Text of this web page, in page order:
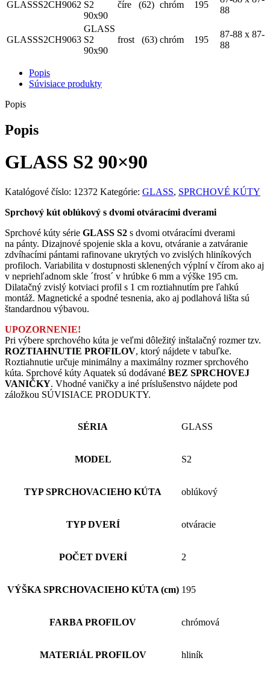
GLASSS2CH9062 S2
90x90
číre⠀(62) chróm 195
88
GLASSS2CH9063
GLASS
S2
90x90
frost⠀(63) chróm 195
87-88 x 87-
88
Popis
Súvisiace produkty
Popis
Popis
GLASS S2 90×90
Katalógové číslo: 12372 Kategórie: GLASS, SPRCHOVÉ KÚTY
Sprchový kút oblúkový s dvomi otváracími dverami
Sprchové kúty série GLASS S2 s dvomi otváracími dverami
na pánty. Dizajnové spojenie skla a kovu, otváranie a zatváranie
zdvíhacími pántami rafinovane ukrytých vo zvislých hliníkových
profiloch. Variabilita v dostupnosti sklenených výplní v čírom ako aj
v nepriehľadnom skle ´frost´ v hrúbke 6 mm a výške 195 cm.
Dilatačný zvislý kotviaci profil s 1 cm roztiahnutím pre ľahkú
montáž. Magnetické a spodné tesnenia, ako aj podlahová lišta sú
štandardnou výbavou.
UPOZORNENIE!
Pri výbere sprchového kúta je veľmi dôležitý inštalačný rozmer tzv.
ROZTIAHNUTIE PROFILOV, ktorý nájdete v tabuľke.
Roztiahnutie určuje minimálny a maximálny rozmer sprchového
kúta. Sprchové kúty Aquatek sú dodávané BEZ SPRCHOVEJ
VANIČKY. Vhodné vaničky a iné príslušenstvo nájdete pod
záložkou SÚVISIACE PRODUKTY.
SÉRIA GLASS
MODEL S2
TYP SPRCHOVACIEHO KÚTA oblúkový
TYP DVERÍ otváracie
POČET DVERÍ 2
VÝŠKA SPRCHOVACIEHO KÚTA (cm) 195
FARBA PROFILOV chrómová
MATERIÁL PROFILOV hliník